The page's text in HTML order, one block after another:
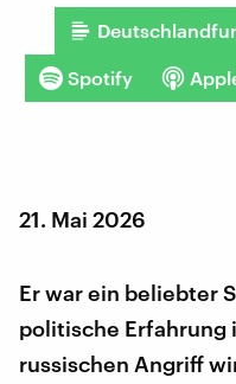
Spotify
21. Mai 2026
Er war ein beliebter
politische Erfahrung
russischen Angriff